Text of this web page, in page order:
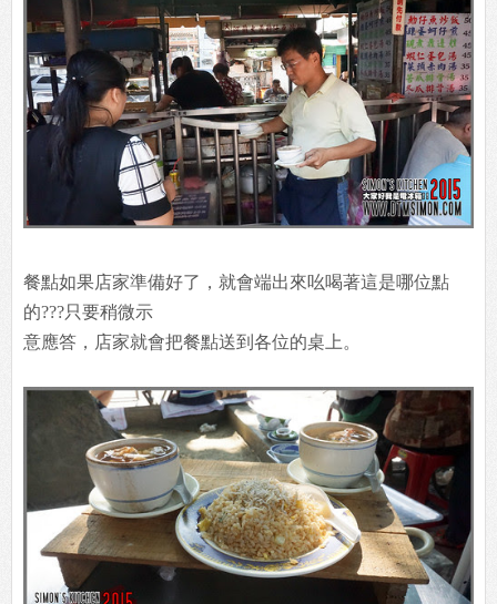
餐點如果店家準備好了，就會端出來吆喝著這是哪位點
的???只要稍微示
意應答，店家就會把餐點送到各位的桌上。